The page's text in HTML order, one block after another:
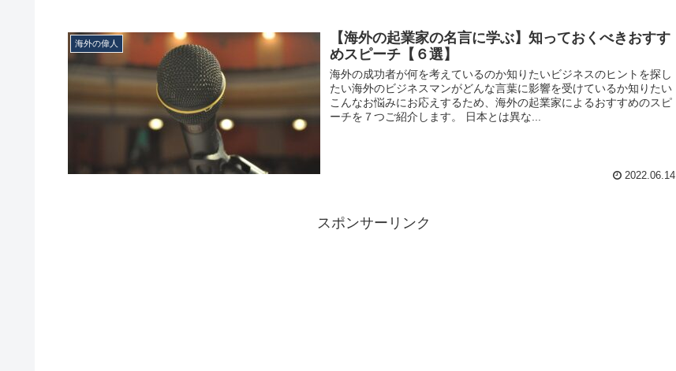
海外の偉人
【海外の起業家の名言に学ぶ】知っておくべきおすす
めスピーチ【６選】
海外の成功者が何を考えているのか知りたいビジネスのヒントを探し
たい海外のビジネスマンがどんな言葉に影響を受けているか知りたい
こんなお悩みにお応えするため、海外の起業家によるおすすめのスピ
ーチを７つご紹介します。 日本とは異な...
2022.06.14
スポンサーリンク